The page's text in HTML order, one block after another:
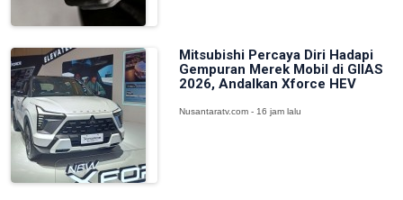
Mitsubishi Percaya Diri Hadapi
Gempuran Merek Mobil di GIIAS
2026, Andalkan Xforce HEV
Nusantaratv.com - 16 jam lalu